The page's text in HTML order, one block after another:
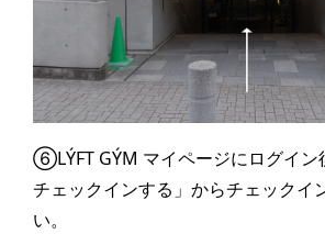
⑥LÝFT GÝM マイページにログイン
チェックインする」からチェックイ
い。